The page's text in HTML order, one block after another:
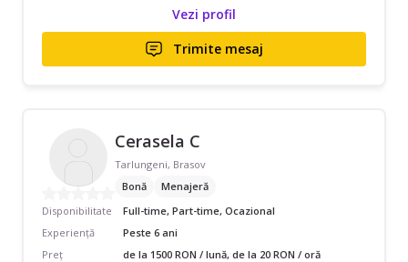
Vezi profil
Trimite mesaj
Cerasela C
Tarlungeni, Brasov
Bonă
Menajeră
Disponibilitate
Full-time, Part-time, Ocazional
Experiență
Peste 6 ani
Preț
de la 1500 RON / lună, de la 20 RON / oră